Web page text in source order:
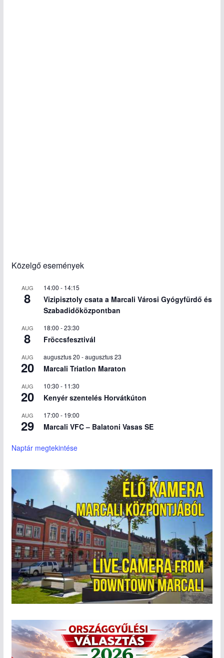
Közelgő események
AUG
8
14:00 - 14:15
Vizipisztoly csata a Marcali Városi Gyógyfürdő és
Szabadidőközpontban
AUG
8
18:00 -23:30
Fröccsfesztivál
AUG
20
augusztus 20 -augusztus 23
Marcali Triatlon Maraton
AUG
20
10:30 - 11:30
Kenyér szentelés Horvátkúton
AUG
29
17:00 - 19:00
Marcali VFC – Balatoni Vasas SE
Naptár megtekintése